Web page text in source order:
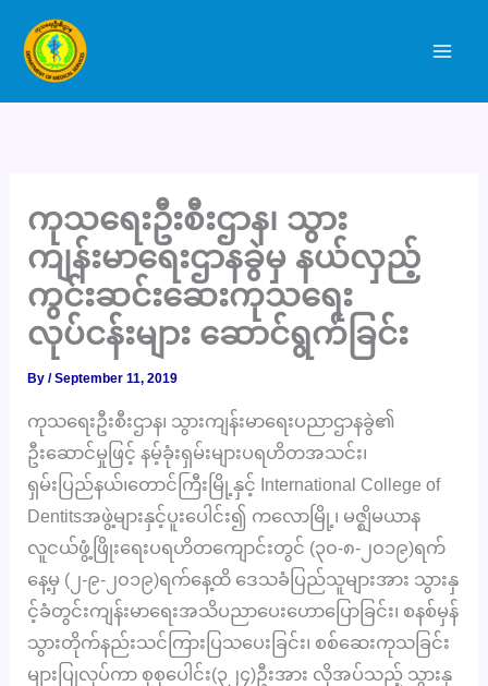
content
ကုသရေးဦးစီးဌာန၊ သွား
ကျန်းမာရေးဌာနခွဲမှ နယ်လှည့်
ကွင်းဆင်းဆေးကုသရေး
လုပ်ငန်းများ ဆောင်ရွက်ခြင်း
By/September 11, 2019
ကုသရေးဦးစီးဌာန၊ သွားကျန်းမာရေးပညာဌာနခွဲ၏
ဦးဆောင်မှုဖြင့် နမ့်ခုံးရှမ်းများပရဟိတအသင်း၊
ရှမ်းပြည်နယ်၊တောင်ကြီးမြို့နှင့် International College of
Dentitsအဖွဲ့များနှင့်ပူးပေါင်း၍ ကလောမြို့၊ မဇ္ဈိမယာန
လူငယ်ဖွံ့ဖြိုးရေးပရဟိတကျောင်းတွင် (၃၀-၈-၂၀၁၉)ရက်
နေ့မှ (၂-၉-၂၀၁၉)ရက်နေ့ထိ ဒေသခံပြည်သူများအား သွားနှ
င့်ခံတွင်းကျန်းမာရေးအသိပညာပေးဟောပြောခြင်း၊ စနစ်မှန်
သွားတိုက်နည်းသင်ကြားပြသပေးခြင်း၊ စစ်ဆေးကုသခြင်း
များပြုလုပ်ကာ စုစုပေါင်း(၃၂၄)ဦးအား လိုအပ်သည့် သွားနှ